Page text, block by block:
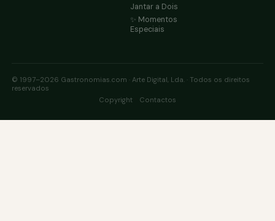
Jantar a Dois
✨ Momentos
Especiais
© 1997–2026 Gastronomias.com · Arte Digital, Lda. · Todos os direitos
reservados
Copyright
Contactos